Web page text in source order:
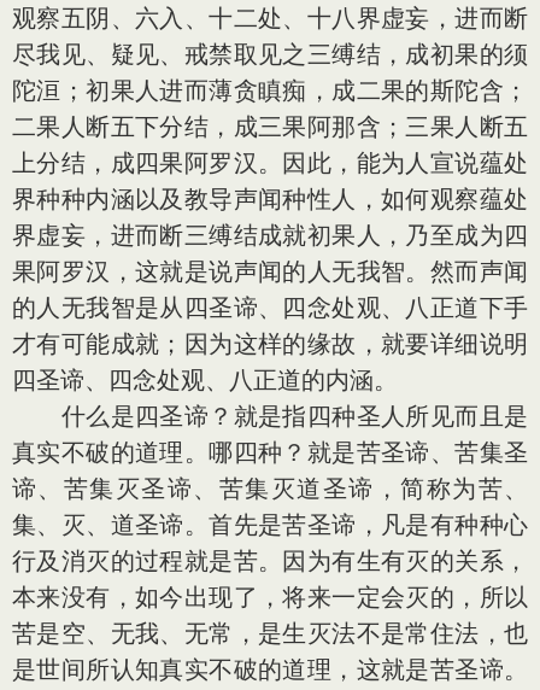
观察五阴、六入、十二处、十八界虚妄，进而断
尽我见、疑见、戒禁取见之三缚结，成初果的须
陀洹；初果人进而薄贪瞋痴，成二果的斯陀含；
二果人断五下分结，成三果阿那含；三果人断五
上分结，成四果阿罗汉。因此，能为人宣说蕴处
界种种内涵以及教导声闻种性人，如何观察蕴处
界虚妄，进而断三缚结成就初果人，乃至成为四
果阿罗汉，这就是说声闻的人无我智。然而声闻
的人无我智是从四圣谛、四念处观、八正道下手
才有可能成就；因为这样的缘故，就要详细说明
四圣谛、四念处观、八正道的内涵。
什么是四圣谛？就是指四种圣人所见而且是
真实不破的道理。哪四种？就是苦圣谛、苦集圣
谛、苦集灭圣谛、苦集灭道圣谛，简称为苦、
集、灭、道圣谛。首先是苦圣谛，凡是有种种心
行及消灭的过程就是苦。因为有生有灭的关系，
本来没有，如今出现了，将来一定会灭的，所以
苦是空、无我、无常，是生灭法不是常住法，也
是世间所认知真实不破的道理，这就是苦圣谛。